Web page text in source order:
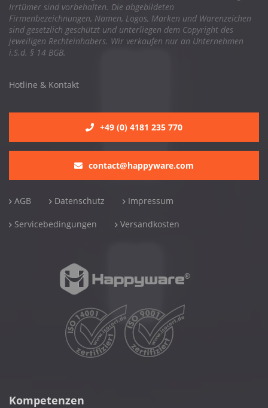
Irrtümer sind vorbehalten. Die abgebildeten
Firmenbezeichnungen, Namen, Logos, Marken und Warenzeichen
sind gesetzlich geschützt und unterliegen dem Copyright des
jeweiligen Rechteinhabers. Wir verkaufen nur an Unternehmen
i.S.d. § 14 BGB.
Hotline & Kontakt
+49 (0) 4181 235 770
contact@happyware.com
AGB Datenschutz Impressum
Servicebedingungen Versandkosten
Kompetenzen